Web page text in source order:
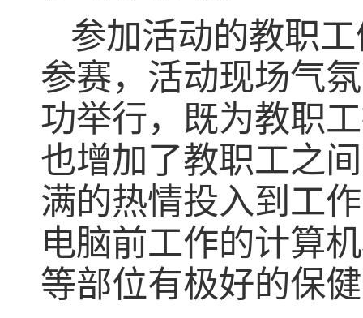
参加活动的教职
参赛，活动现场气
功举行，既为教职
也增加了教职工之
满的热情投入到工
电脑前工作的计算
等部位有极好的保